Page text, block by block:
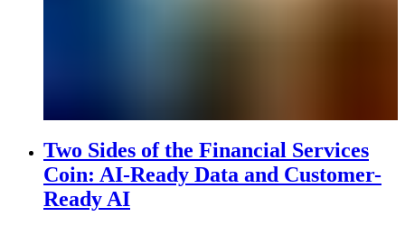
Two Sides of the Financial Services
Coin: AI-Ready Data and Customer-
Ready AI